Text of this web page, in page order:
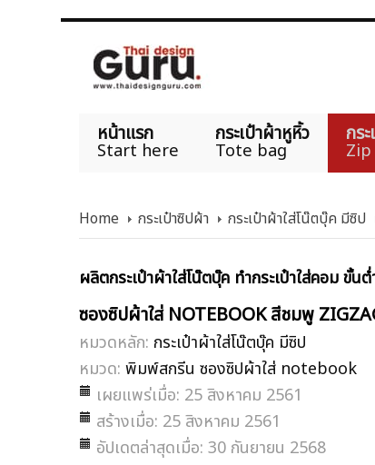
หน้าแรก
Start here
กระเป๋าผ้าหูหิ้ว
Tote bag
กร
Home กระเป๋าซิปผ้า กระเป๋าผ้าใส่โน๊ตบุ๊ค มีซิป
ผลิตกระเป๋าผ้าใส่โน๊ตบุ๊ค ทำกระเป๋าใส่คอม ขั้น
ซองซิปผ้าใส่ NOTEBOOK สีชมพู
หมวดหลัก: กระเป๋าผ้าใส่โน๊ตบุ๊ค มีซิป
หมวด: พิมพ์สกรีน ซองซิปผ้าใส่ notebook
เผยแพร่เมื่อ: 25 สิงหาคม 2561
สร้างเมื่อ: 25 สิงหาคม 2561
อัปเดตล่าสุดเมื่อ: 30 กันยายน 2568